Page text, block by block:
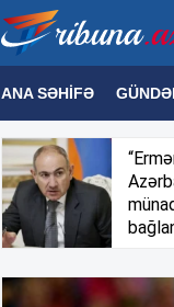
ANA SƏHIFƏ
MƏDƏNIYYƏT